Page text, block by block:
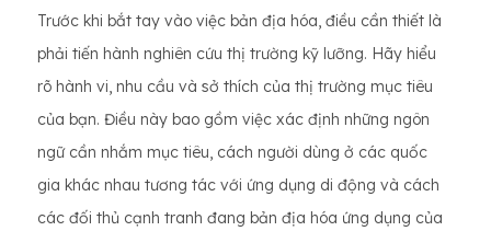
Trước khi bắt tay vào việc bản địa hóa, điều cần thiết là
phải tiến hành nghiên cứu thị trường kỹ lưỡng. Hãy hiểu
rõ hành vi, nhu cầu và sở thích của thị trường mục tiêu
của bạn. Điều này bao gồm việc xác định những ngôn
ngữ cần nhắm mục tiêu, cách người dùng ở các quốc
gia khác nhau tương tác với ứng dụng di động và cách
các đối thủ cạnh tranh đang bản địa hóa ứng dụng của